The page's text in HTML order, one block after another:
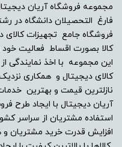
فارغ التحصیلان دانشگاه در
فروشگاه جامع تجهیزات کالای
کالا بصورت اقساط فعالیت خود
این مجموعه با اخذ نمایندگی
کالای دیجیتال و همکاری
نازلترین قیمت و بهترین
آریان دیجیتال با ایجاد طرح
استفاده مشتریان از سراسر
افزایش قدرت خرید مشتریان و